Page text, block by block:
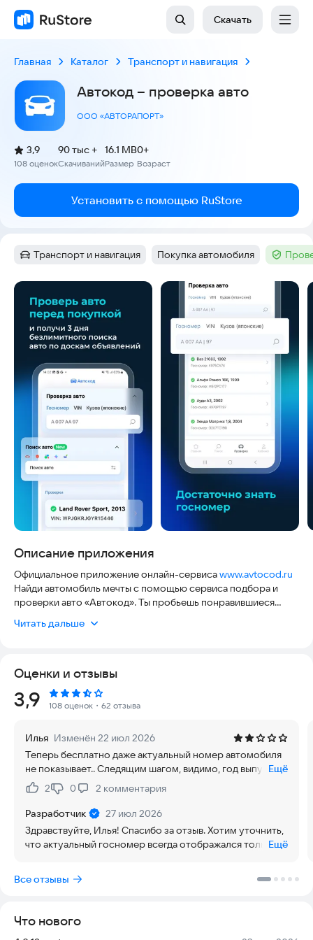
Скачать
Главная Каталог Транспорт и навигация
Автокод – проверка авто
ООО «АВТОРАПОРТ»
Рейтинг:
3,9
(
108 оценок
)
Скачиваний
90 тыс +
Размер
16.1 MB
Возраст
0+
Установить с помощью RuStore
Категория:
Транспорт и навигация Тег:
Покупка автомобиля Тег :
Скриншоты
Описание приложения
Официальное приложение онлайн-сервисаwww.avtocod.ru
Найди автомобиль мечты с помощью сервиса подбора и
проверки авто «Автокод». Ты пробьешь понравившиеся
крупных досок, проверишь продавца перед заключением
ПРОВЕРКА АВТОМОБИЛЯ ПО ГОСНОМЕРУ И VIN-КОДУ
Проверка авто осуществляется по госномеру и вин. Ты
получишь отчет уже через пару минут. В нем будут сведения
союза автостраховщиков, службы судебных приставов, БКИ,
ФТС, дилеров, банков, страховых фирм и т. д.
ПРОВЕРКА АВТО ПО ГОСНОМЕРУ ИЛИ VIN-КОДУ
ПОКАЖЕТ:
· скрутку пробега;
· арбитражные дела;
Читать дальше
Оценки и отзывы
Рейтинг:
3,9 108 оценок ・62 отзыва
Илья Изменён 22 июл 2026
Теперь бесплатно даже актуальный номер автомобиля
не показывает.. Следящим шагом, видимо, год выпуска
будет только в платном отчёте.
Ещё
Нравится:
2Не нравится:
0 2 комментария
Разработчик
27 июл 2026
Здравствуйте, Илья! Спасибо за отзыв. Хотим уточнить,
что актуальный госномер всегда отображался только
выполняется по VIN-коду, часть госномера скрывается
звёздочками – это не новое изменение, так сервис
сообщите его в поддержку – обязательно проверим.
Ещё
Все отзывы
Что нового